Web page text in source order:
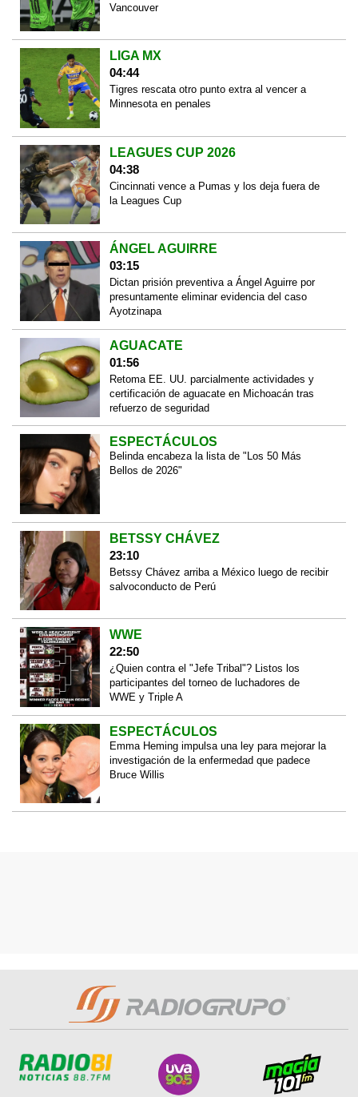
Vancouver
LIGA MX
04:44
Tigres rescata otro punto extra al vencer a
Minnesota en penales
LEAGUES CUP 2026
04:38
Cincinnati vence a Pumas y los deja fuera de
la Leagues Cup
ÁNGEL AGUIRRE
03:15
Dictan prisión preventiva a Ángel Aguirre por
presuntamente eliminar evidencia del caso
Ayotzinapa
AGUACATE
01:56
Retoma EE. UU. parcialmente actividades y
certificación de aguacate en Michoacán tras
refuerzo de seguridad
ESPECTÁCULOS
Belinda encabeza la lista de "Los 50 Más
Bellos de 2026"
BETSSY CHÁVEZ
23:10
Betssy Chávez arriba a México luego de recibir
salvoconducto de Perú
WWE
22:50
¿Quien contra el "Jefe Tribal"? Listos los
participantes del torneo de luchadores de
WWE y Triple A
ESPECTÁCULOS
Emma Heming impulsa una ley para mejorar la
investigación de la enfermedad que padece
Bruce Willis